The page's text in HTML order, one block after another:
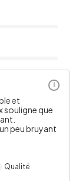
et
souligne que
peu bruyant
Qualité
i